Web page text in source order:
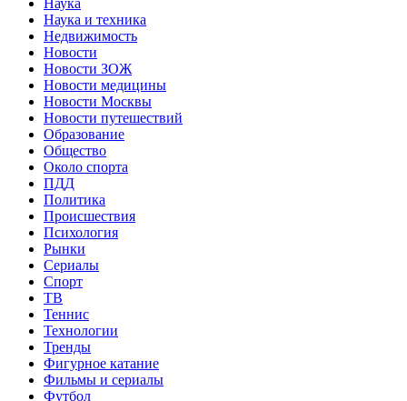
Наука и техника
Недвижимость
Новости
Новости ЗОЖ
Новости медицины
Новости Москвы
Новости путешествий
Образование
Общество
Около спорта
ПДД
Политика
Происшествия
Психология
Рынки
Сериалы
Спорт
ТВ
Теннис
Технологии
Тренды
Фигурное катание
Фильмы и сериалы
Футбол